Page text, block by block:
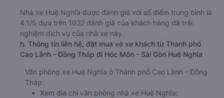
Nhà xe Huệ Nghĩa được đánh giá với số điểm trung bình là
4.1/5 dựa trên 1022 đánh giá của khách hàng đã trải
nghiệm dịch vụ của nhà xe này.
h. Thông tin liên hệ, đặt mua vé xe khách từ Thành phố
Cao Lãnh - Đồng Tháp đi Hóc Môn - Sài Gòn Huệ Nghĩa
Văn phòng xe Huệ Nghĩa ở Thành phố Cao Lãnh - Đồng
Tháp:
Xem địa chỉ văn phòng nhà xe Huệ Nghĩa: